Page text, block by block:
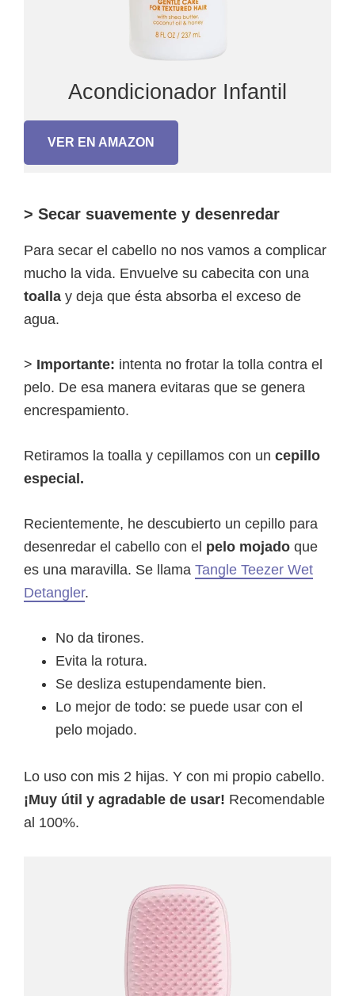
Acondicionador Infantil
VER EN AMAZON
> Secar suavemente y desenredar
Para secar el cabello no nos vamos a complicar
mucho la vida. Envuelve su cabecita con una
toalla y deja que ésta absorba el exceso de
agua.
> Importante: intenta no frotar la tolla contra el
pelo. De esa manera evitaras que se genera
encrespamiento.
Retiramos la toalla y cepillamos con un cepillo
especial.
Recientemente, he descubierto un cepillo para
desenredar el cabello con el pelo mojado que
es una maravilla. Se llama Tangle Teezer Wet
Detangler.
No da tirones.
Evita la rotura.
Se desliza estupendamente bien.
Lo mejor de todo: se puede usar con el
pelo mojado.
Lo uso con mis 2 hijas. Y con mi propio cabello.
¡Muy útil y agradable de usar! Recomendable
al 100%.